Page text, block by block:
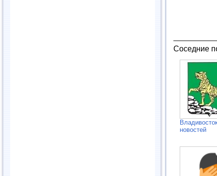
Соседние
новостей